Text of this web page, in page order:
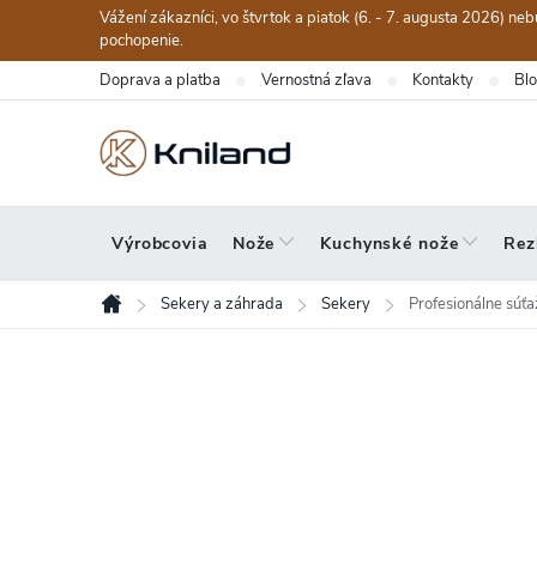
obsah
Vážení zákazníci, vo štvrtok a piatok (6. - 7. augusta 2026)
pochopenie.
Doprava a platba
Vernostná zľava Kontakty
Výrobcovia Nože Kuchynské nože
Domov
Sekery a záhrada Sekery Profesionálne